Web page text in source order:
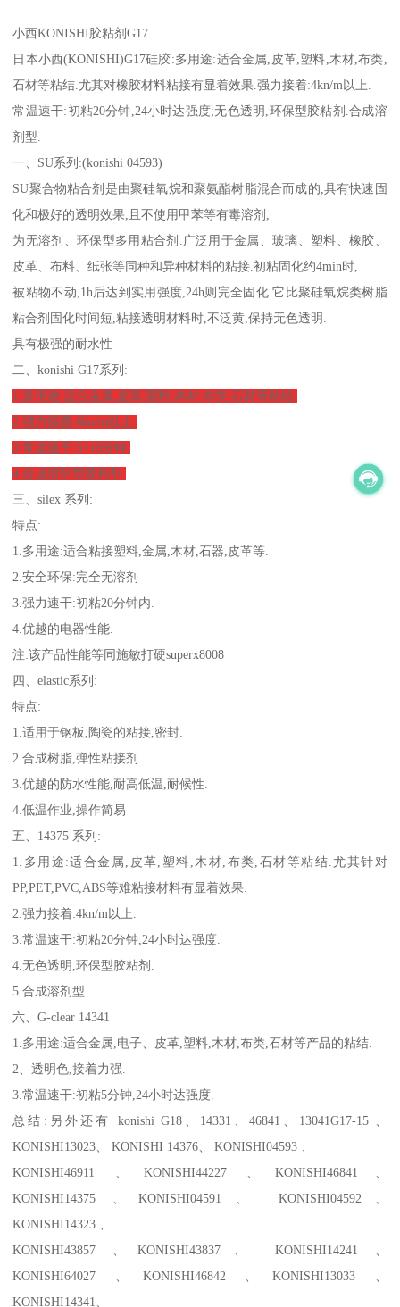
小西KONISHI胶粘剂G17
日本小西(KONISHI)G17硅胶:多用途:适合金属,皮革,塑料,木材,布类,
石材等粘结.尤其对橡胶材料粘接有显着效果.强力接着:4kn/m以上.
常温速干:初粘20分钟,24小时达强度;无色透明,环保型胶粘剂.合成溶
剂型.
一、SU系列:(konishi 04593)
SU聚合物粘合剂是由聚硅氧烷和聚氨酯树脂混合而成的,具有快速固
化和极好的透明效果,且不使用甲苯等有毒溶剂,
为无溶剂、环保型多用粘合剂.广泛用于金属、玻璃、塑料、橡胶、
皮革、布料、纸张等同种和异种材料的粘接.初粘固化约4min时,
被粘物不动,1h后达到实用强度,24h则完全固化.它比聚硅氧烷类树脂
粘合剂固化时间短,粘接透明材料时,不泛黄,保持无色透明.
具有极强的耐水性
二、konishi G17系列:
1.多用途:适合金属,皮革,塑料,木材,布类,石材等粘结.
2.强力接着:4kn/m以上.
3.常温速干:5~15分钟.
4.合成溶剂型胶粘剂.
三、silex 系列:
特点:
1.多用途:适合粘接塑料,金属,木材,石器,皮革等.
2.安全环保:完全无溶剂
3.强力速干:初粘20分钟内.
4.优越的电器性能.
注:该产品性能等同施敏打硬superx8008
四、elastic系列:
特点:
1.适用于钢板,陶瓷的粘接,密封.
2.合成树脂,弹性粘接剂.
3.优越的防水性能,耐高低温,耐候性.
4.低温作业,操作简易
五、14375 系列:
1.多用途:适合金属,皮革,塑料,木材,布类,石材等粘结.尤其针对
PP,PET,PVC,ABS等难粘接材料有显着效果.
2.强力接着:4kn/m以上.
3.常温速干:初粘20分钟,24小时达强度.
4.无色透明,环保型胶粘剂.
5.合成溶剂型.
六、G-clear 14341
1.多用途:适合金属,电子、皮革,塑料,木材,布类,石材等产品的粘结.
2、透明色,接着力强.
3.常温速干:初粘5分钟,24小时达强度.
总结:另外还有 konishi G18、14331、46841、13041G17-15 、
KONISHI13023、 KONISHI 14376、 KONISHI04593 、
KONISHI46911 、KONISHI44227 、KONISHI46841、
KONISHI14375 、KONISHI04591、 KONISHI04592、
KONISHI14323 、
KONISHI43857 、KONISHI43837、 KONISHI14241 、
KONISHI64027 、KONISHI46842 、KONISHI13033 、
KONISHI14341、